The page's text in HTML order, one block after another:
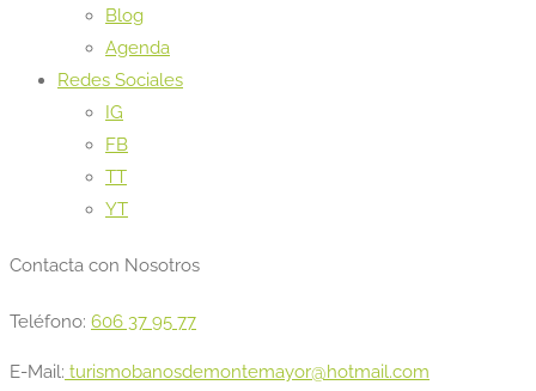
Blog
Agenda
Redes Sociales
IG
FB
TT
YT
Contacta con Nosotros
Teléfono: 606 37 95 77
E-Mail: turismobanosdemontemayor@hotmail.com